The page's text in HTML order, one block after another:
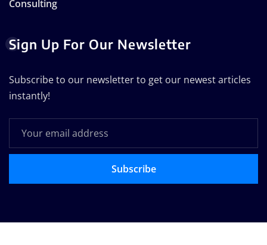
Consulting
Sign Up For Our Newsletter
Subscribe to our newsletter to get our newest articles
instantly!
Subscribe